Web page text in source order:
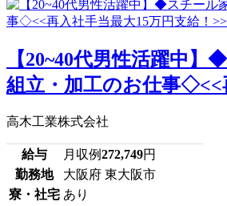
【20~40代男性活躍中
組立・加工のお仕事◇<<
高木工業株式会社
給与 月収例272,749円
勤務地
大阪府 東大阪市
寮・社宅 あり